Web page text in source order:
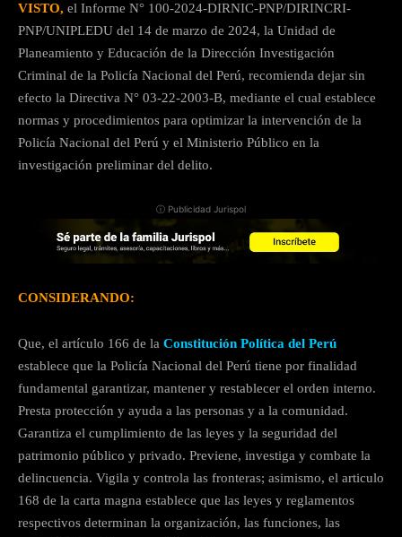
VISTO, el Informe N° 100-2024-DIRNIC-PNP/DIRINCRI-
PNP/UNIPLEDU del 14 de marzo de 2024, la Unidad de
Planeamiento y Educación de la Dirección Investigación
Criminal de la Policía Nacional del Perú, recomienda dejar sin
efecto la Directiva N° 03-22-2003-B, mediante el cual establece
normas y procedimientos para optimizar la intervención de la
Policía Nacional del Perú y el Ministerio Público en la
investigación preliminar del delito.
ⓘ Publicidad Jurispol
CONSIDERANDO:
Que, el artículo 166 de la Constitución Política del Perú
establece que la Policía Nacional del Perú tiene por finalidad
fundamental garantizar, mantener y restablecer el orden interno.
Presta protección y ayuda a las personas y a la comunidad.
Garantiza el cumplimiento de las leyes y la seguridad del
patrimonio público y privado. Previene, investiga y combate la
delincuencia. Vigila y controla las fronteras; asimismo, el articulo
168 de la carta magna establece que las leyes y reglamentos
respectivos determinan la organización, las funciones, las